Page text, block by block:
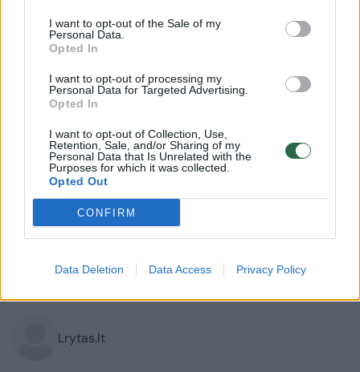
I want to opt-out of the Sale of my
Personal Data.
Opted In
I want to opt-out of processing my
Personal Data for Targeted Advertising.
Opted In
I want to opt-out of Collection, Use,
Retention, Sale, and/or Sharing of my
Personal Data that Is Unrelated with the
Purposes for which it was collected.
Opted Out
CONFIRM
Data Deletion Data Access Privacy Policy
Verslas Rinkos pulsas
Sostinėje nutiko kažkoks
stebuklas: išvarė verslininkus, bet
šias vietas dabar lygina su SPA(2)
2026 m. rugpjūčio 6 d. 15:49
Lrytas.lt